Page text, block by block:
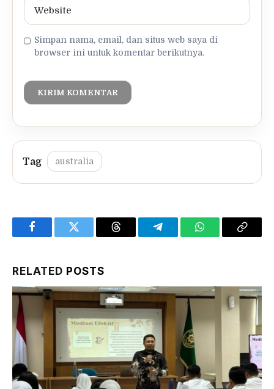
Simpan nama, email, dan situs web saya di
browser ini untuk komentar berikutnya.
australia
FacebookTwitter Threads TelegramWhatsAppCopy
RELATED POSTS